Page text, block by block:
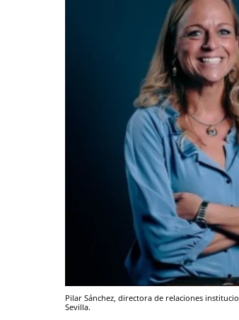
Pilar Sánchez, directora de relaciones
Sevilla.